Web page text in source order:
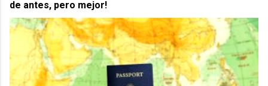
de antes, pero mejor!